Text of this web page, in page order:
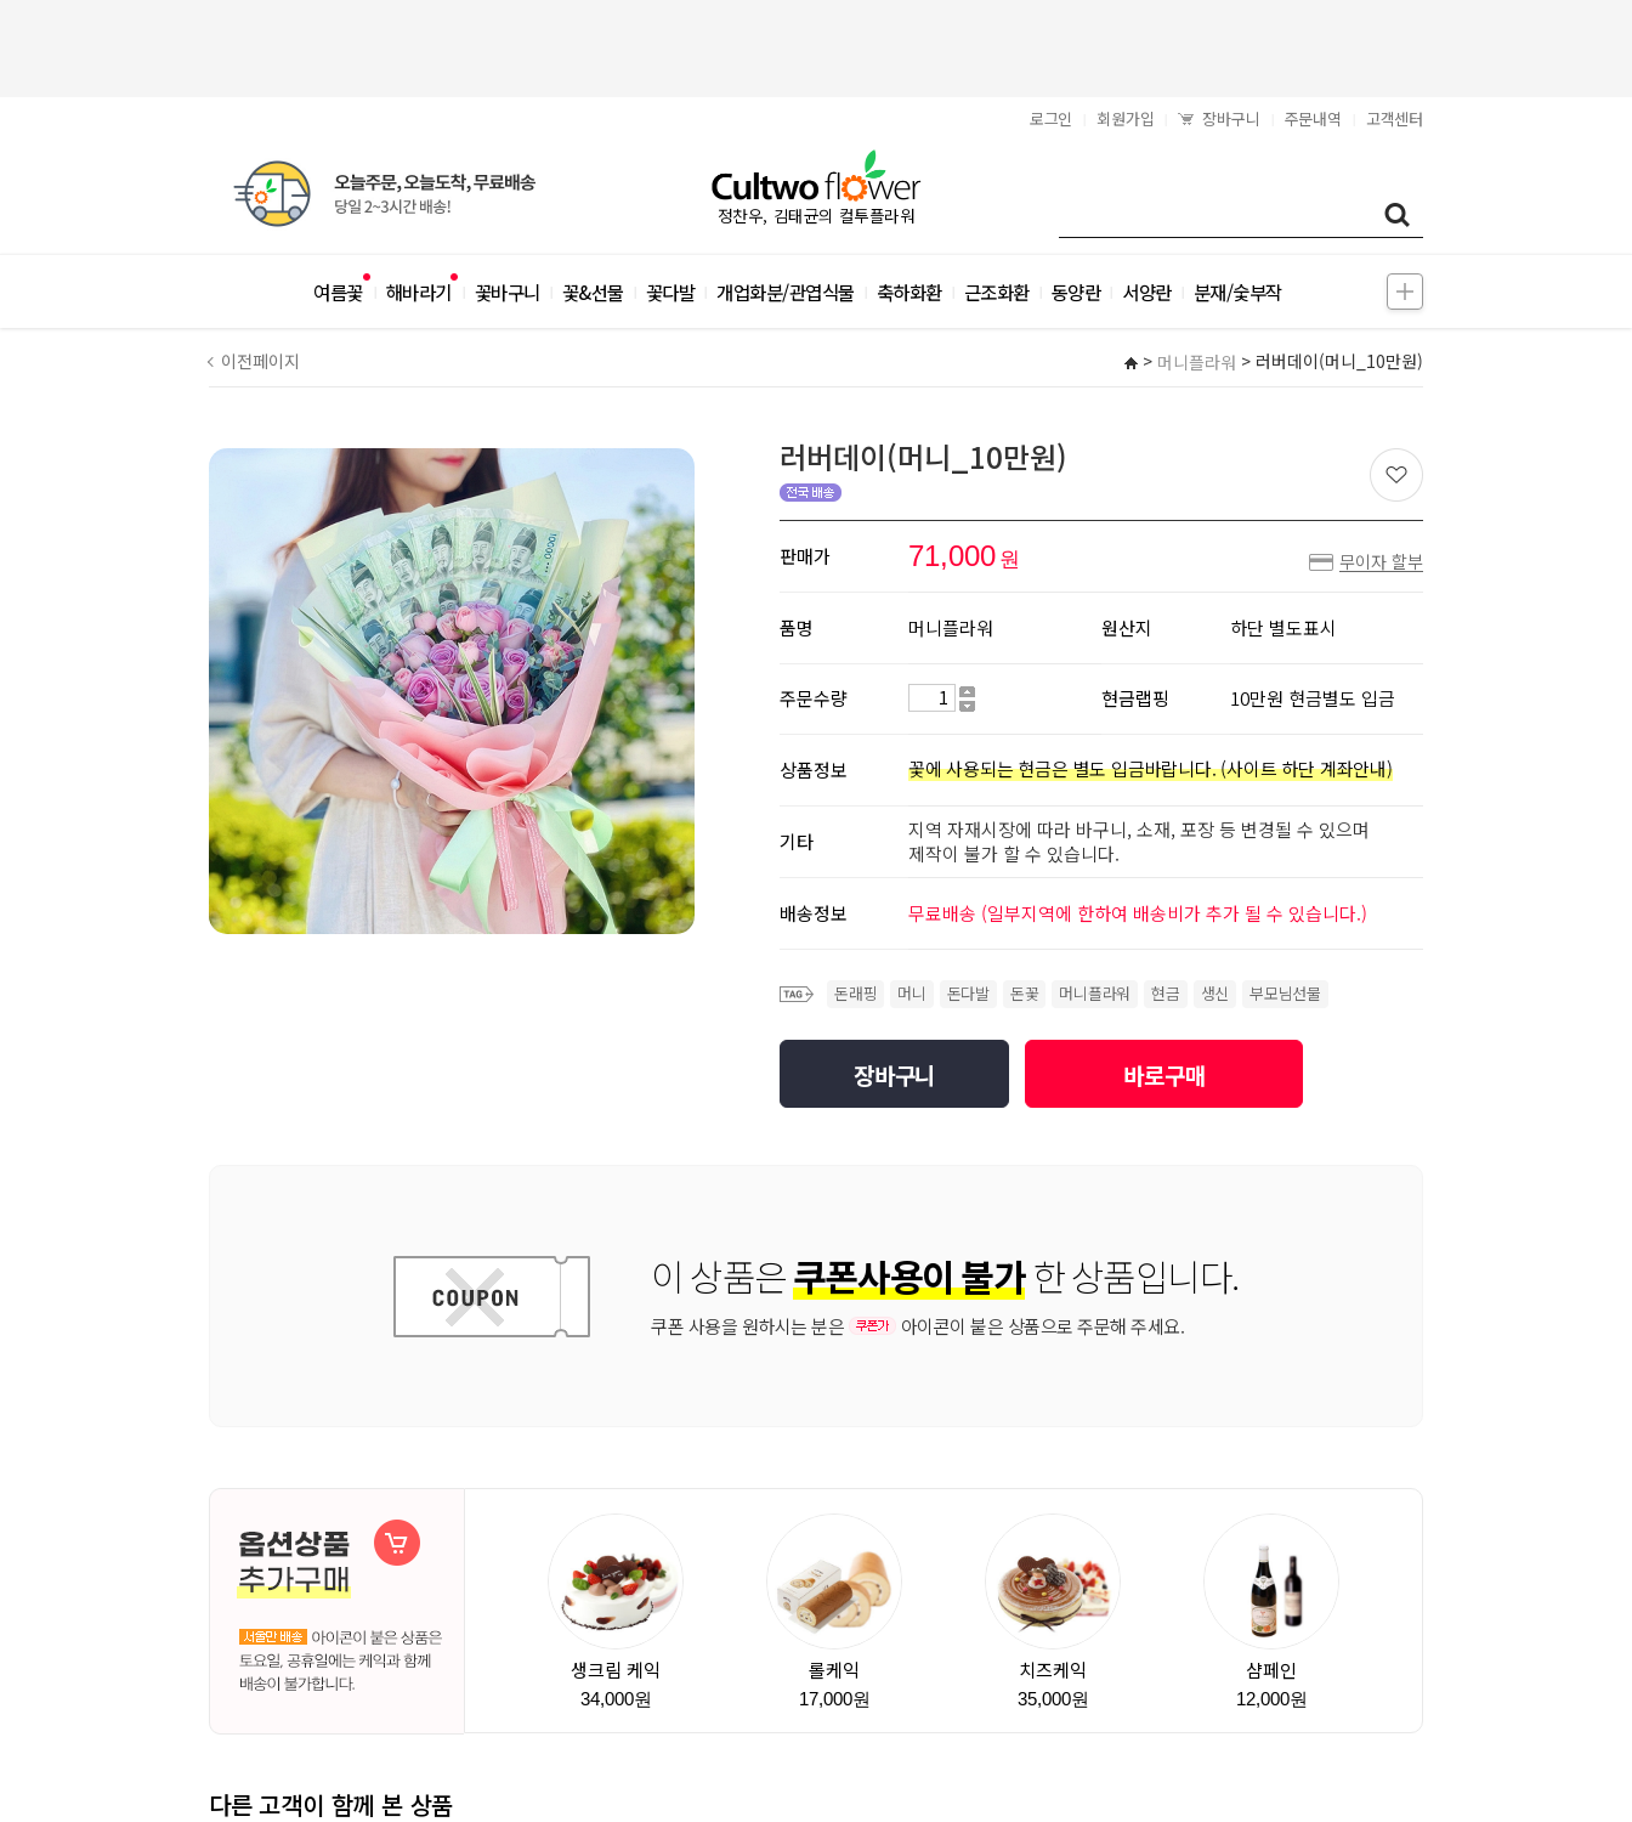
로그인 회원가입 장바구니 주문내역 고객센터
정찬우, 김태균의 컬투플라워
여름꽃 해바라기 꽃바구니 꽃&선물 꽃다발 개업화분/관엽식물 축하화환 근조화환 동양란 서양란 분재/숯부작
이전페이지 > 머니플라워 > 러버데이(머니_10만원)
러버데이(머니_10만원)
판매가 71,000 원 무이자 할부
품명 머니플라워 원산지 하단 별도표시
주문수량 현금랩핑 10만원 현금별도 입금
상품정보 꽃에 사용되는 현금은 별도 입금바랍니다. (사이트 하단 계좌안내)
기타
지역 자재시장에 따라 바구니, 소재, 포장 등 변경될 수 있으며
제작이 불가 할 수 있습니다.
배송정보 무료배송 (일부지역에 한하여 배송비가 추가 될 수 있습니다.)
돈래핑 머니 돈다발 돈꽃 머니플라워 현금 생신 부모님선물
장바구니 바로구매
이 상품은쿠폰사용이 불가한 상품입니다.
쿠폰 사용을 원하시는 분은 아이콘이 붙은 상품으로 주문해 주세요.
생크림 케익
34,000원
롤케익
17,000원
치즈케익
35,000원
샴페인
12,000원
다른 고객이 함께 본 상품